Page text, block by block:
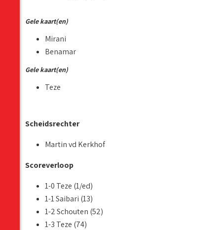
Gele kaart(en)
Mirani
Benamar
Gele kaart(en)
Teze
Scheidsrechter
Martin vd Kerkhof
Scoreverloop
1-0 Teze (1/ed)
1-1 Saibari (13)
1-2 Schouten (52)
1-3 Teze (74)